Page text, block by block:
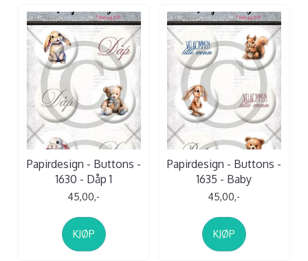
Papirdesign - Buttons -
1630 - Dåp 1
45,00,-
KJØP
Papirdesign - Buttons -
1635 - Baby
45,00,-
KJØP